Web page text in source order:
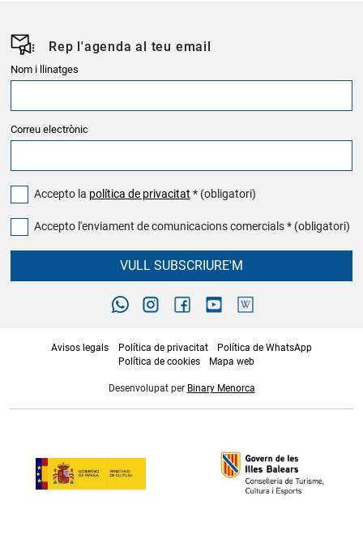
Rep l'agenda al teu email
Nom i llinatges
Correu electrònic
Accepto la política de privacitat * (obligatori)
Accepto l'enviament de comunicacions comercials * (obligatori)
VULL SUBSCRIURE'M
Avisos legals Política de privacitat
Política de WhatsApp
Política de cookies
Mapa web
Desenvolupat per Binary Menorca